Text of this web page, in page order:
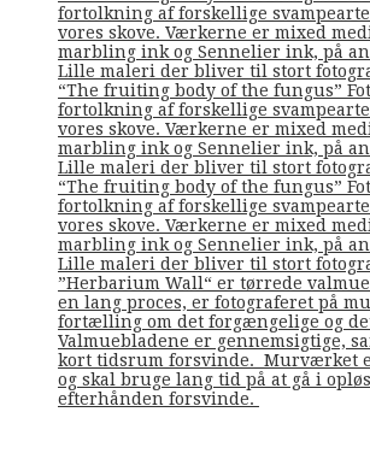
fortolkning af forskellige
vores skove. Værkerne er mixed
marbling ink og Sennelier ink, på
Lille maleri der bliver til stort
“The fruiting body of the fungus”
fortolkning af forskellige
vores skove. Værkerne er mixed
marbling ink og Sennelier ink, på
Lille maleri der bliver til stort
“The fruiting body of the fungus”
fortolkning af forskellige
vores skove. Værkerne er mixed
marbling ink og Sennelier ink, på
Lille maleri der bliver til stort
”Herbarium Wall“ er tørrede
en lang proces, er fotograferet på
fortælling om det forgængelige og
Valmuebladene er gennemsigtige,
kort tidsrum forsvinde. Murværket
og skal bruge lang tid på at gå i
efterhånden forsvinde.